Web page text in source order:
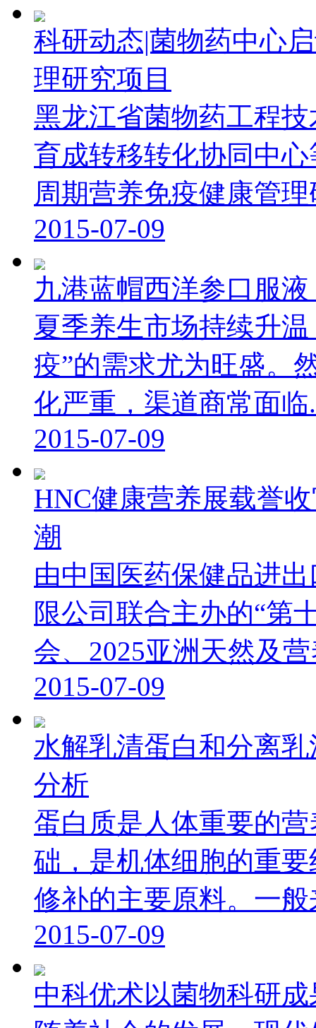
科研动态|菌物药中心
理研究项目
黑龙江省菌物药工程
育成转移转化协同中
周期营养免疫健康管
2015-07-09
九港蓝帽西洋参口服
夏季养生市场持续升
疫”的需求尤为旺盛。
化严重，渠道商常面
2015-07-09
HNC健康营养展载誉
潮
由中国医药保健品进
限公司联合主办的“第
会、2025亚洲天然及
2015-07-09
水解乳清蛋白和分离
分析
蛋白质是人体重要的
础，是机体细胞的重
修补的主要原料。一
2015-07-09
中科优术以菌物科研